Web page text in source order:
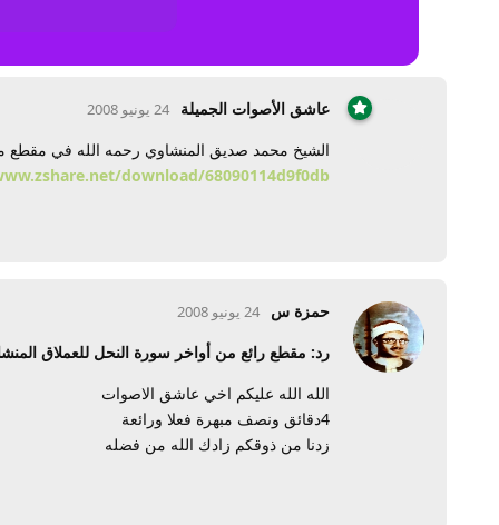
عاشق الأصوات الجميلة 24 يونيو 2008
الشيخ محمد صديق المنشاوي رحمه الله في مقطع
download/68090114d9f0db/
حمزة س 24 يونيو 2008
رد: مقطع رائع من أواخر سورة النحل للعملاق
الله الله عليكم اخي عاشق الاصوات
4دقائق ونصف مبهرة فعلا ورائعة
زدنا من ذوقكم زادك الله من فضله